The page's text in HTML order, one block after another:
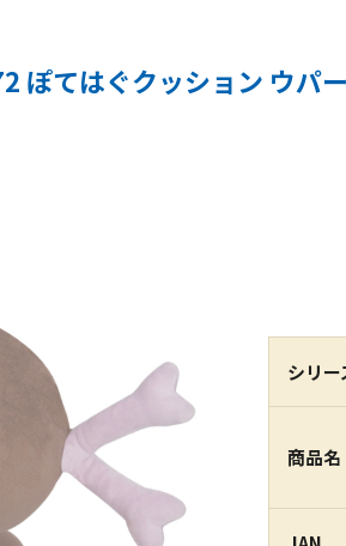
ぽてはぐクッション ウパ
シリー
商品名